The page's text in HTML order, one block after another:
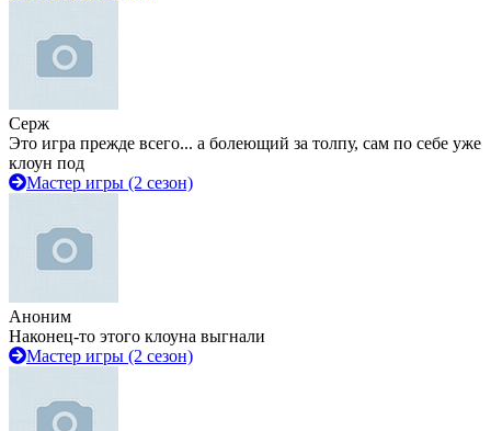
Серж
Это игра прежде всего... а болеющий за толпу, сам по себе уже
клоун под
Мастер игры (2 сезон)
Аноним
Наконец-то этого клоуна выгнали
Мастер игры (2 сезон)